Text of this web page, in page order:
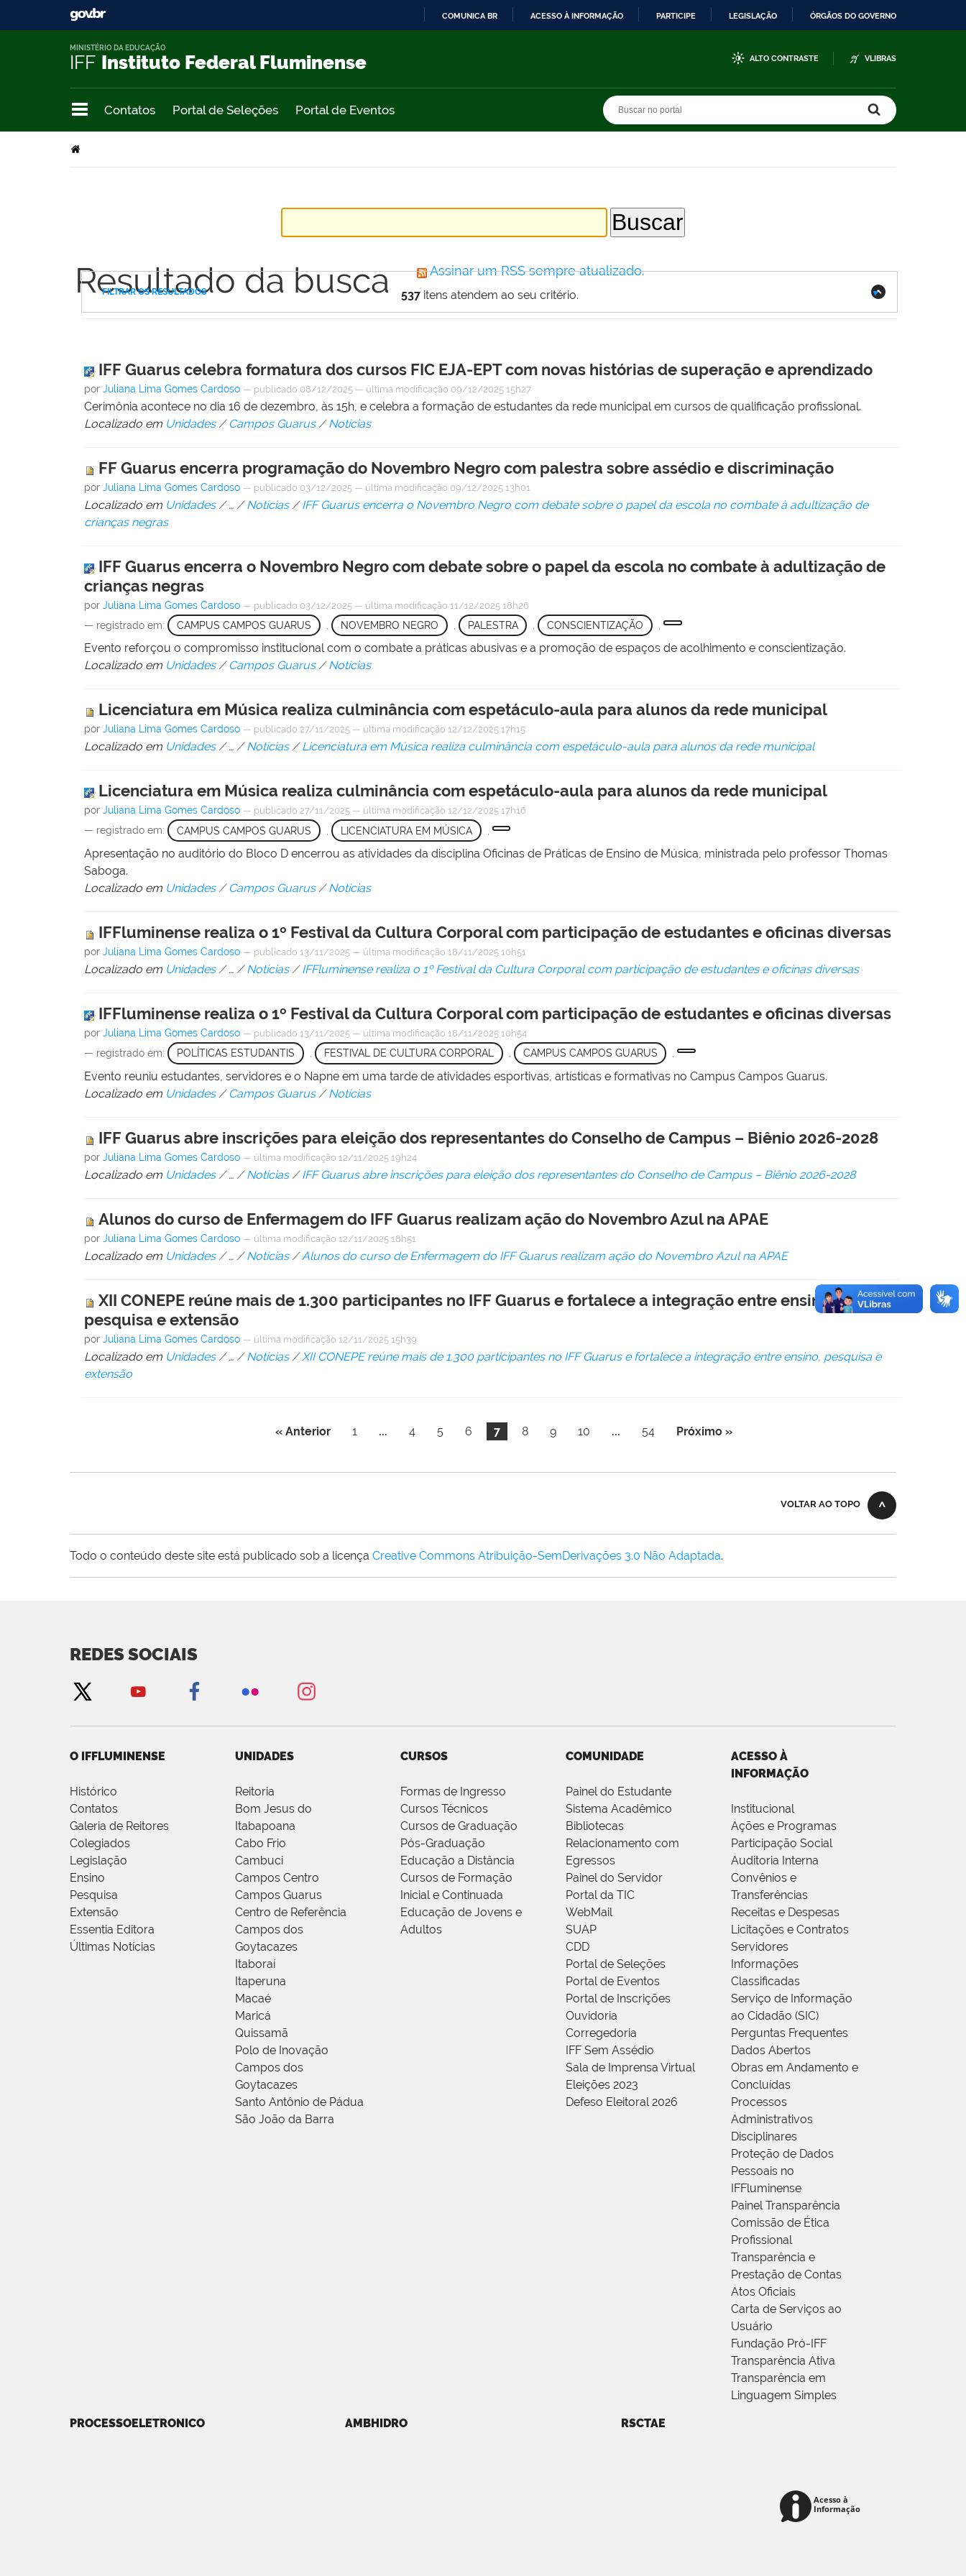
COMUNICA BR ACESSO À INFORMAÇÃO PARTICIPE LEGISLAÇÃO ÓRGÃOS DO GOVERNO
IFF Instituto Federal Fluminense
MINISTÉRIO DA EDUCAÇÃO
ALTO CONTRASTE VLIBRAS
Contatos Portal de Seleções Portal de Eventos
Resultado da busca Assinar um RSS sempre atualizado.
537itens atendem ao seu critério.
FILTRAR OS RESULTADOS
IFF Guarus celebra formatura dos cursos FIC EJA-EPT com novas histórias de superação e aprendizado
porJuliana Lima Gomes Cardoso — publicado 08/12/2025 — última modificação 09/12/2025 15h27
Cerimônia acontece no dia 16 de dezembro, às 15h, e celebra a formação de estudantes da rede municipal em cursos de qualificação profissional.
Localizado em Unidades / Campos Guarus /Notícias
FF Guarus encerra programação do Novembro Negro com palestra sobre assédio e discriminação
porJuliana Lima Gomes Cardoso — publicado 03/12/2025 — última modificação 09/12/2025 13h01
Localizado em Unidades /… /Notícias /IFF Guarus encerra o Novembro Negro com debate sobre o papel da escola no combate à adultização de
crianças negras
IFF Guarus encerra o Novembro Negro com debate sobre o papel da escola no combate à adultização de
crianças negras
porJuliana Lima Gomes Cardoso — publicado 03/12/2025 — última modificação 11/12/2025 18h26
— registrado em: CAMPUS CAMPOS GUARUS NOVEMBRO NEGRO PALESTRA , CONSCIENTIZAÇÃO ,
Evento reforçou o compromisso institucional com o combate a práticas abusivas e a promoção de espaços de acolhimento e conscientização.
Localizado em Unidades / Campos Guarus /Notícias
Licenciatura em Música realiza culminância com espetáculo-aula para alunos da rede municipal
porJuliana Lima Gomes Cardoso — publicado 27/11/2025 — última modificação 12/12/2025 17h15
Localizado em Unidades /…/Notícias /Licenciatura em Música realiza culminância com espetáculo-aula para alunos da rede municipal
Licenciatura em Música realiza culminância com espetáculo-aula para alunos da rede municipal
porJuliana Lima Gomes Cardoso — publicado 27/11/2025 — última modificação 12/12/2025 17h16
— registrado em: CAMPUS CAMPOS GUARUS LICENCIATURA EM MÚSICA
Apresentação no auditório do Bloco D encerrou as atividades da disciplina Oficinas de Práticas de Ensino de Música, ministrada pelo professor Thomas
Saboga.
Localizado em Unidades / Campos Guarus /Notícias
IFFluminense realiza o 1º Festival da Cultura Corporal com participação de estudantes e oficinas diversas
porJuliana Lima Gomes Cardoso — publicado 13/11/2025 — última modificação 18/11/2025 10h51
Localizado em Unidades /…/Notícias /IFFluminense realiza o 1º Festival da Cultura Corporal com participação de estudantes e oficinas diversas
IFFluminense realiza o 1º Festival da Cultura Corporal com participação de estudantes e oficinas diversas
porJuliana Lima Gomes Cardoso — publicado 13/11/2025 — última modificação 18/11/2025 10h54
— registrado em: POLÍTICAS ESTUDANTIS , FESTIVAL DE CULTURA CORPORAL , CAMPUS CAMPOS GUARUS ,
Evento reuniu estudantes, servidores e o Napne em uma tarde de atividades esportivas, artísticas e formativas no Campus Campos Guarus.
Localizado em Unidades / Campos Guarus /Notícias
IFF Guarus abre inscrições para eleição dos representantes do Conselho de Campus – Biênio 2026-2028
porJuliana Lima Gomes Cardoso — última modificação 12/11/2025 19h24
Localizado em Unidades /… /Notícias /IFF Guarus abre inscrições para eleição dos representantes do Conselho de Campus – Biênio 2026-2028
Alunos do curso de Enfermagem do IFF Guarus realizam ação do Novembro Azul na APAE
porJuliana Lima Gomes Cardoso — última modificação 12/11/2025 18h51
Localizado em Unidades /… /Notícias /Alunos do curso de Enfermagem do IFF Guarus realizam ação do Novembro Azul na APAE
XII CONEPE reúne mais de 1.300 participantes no IFF Guarus e fortalece a integração entre ensino,
pesquisa e extensão
porJuliana Lima Gomes Cardoso — última modificação 12/11/2025 15h39
Localizado em Unidades /… /Notícias /XII CONEPE reúne mais de 1.300 participantes no IFF Guarus e fortalece a integração entre ensino, pesquisa e
extensão
« Anterior 1 ... 4 5 6 7 8 9 10 ... 54 Próximo »
VOLTAR AO TOPO
Todo o conteúdo deste site está publicado sob a licença Creative Commons Atribuição-SemDerivações 3.0 Não Adaptada.
REDES SOCIAIS
O IFFLUMINENSE
Histórico
Contatos
Galeria de Reitores
Colegiados
Legislação
Ensino
Pesquisa
Extensão
Essentia Editora
Últimas Notícias
UNIDADES
Reitoria
Bom Jesus do
Itabapoana
Cabo Frio
Cambuci
Campos Centro
Campos Guarus
Centro de Referência
Campos dos
Goytacazes
Itaboraí
Itaperuna
Macaé
Maricá
Quissamã
Polo de Inovação
Campos dos
Goytacazes
Santo Antônio de Pádua
São João da Barra
CURSOS
Formas de Ingresso
Cursos Técnicos
Cursos de Graduação
Pós-Graduação
Educação a Distância
Cursos de Formação
Inicial e Continuada
Educação de Jovens e
Adultos
COMUNIDADE
Painel do Estudante
Sistema Acadêmico
Bibliotecas
Relacionamento com
Egressos
Painel do Servidor
Portal da TIC
WebMail
SUAP
CDD
Portal de Seleções
Portal de Eventos
Portal de Inscrições
Ouvidoria
Corregedoria
IFF Sem Assédio
Sala de Imprensa Virtual
Eleições 2023
Defeso Eleitoral 2026
ACESSO À
INFORMAÇÃO
Institucional
Ações e Programas
Participação Social
Auditoria Interna
Convênios e
Transferências
Receitas e Despesas
Licitações e Contratos
Servidores
Informações
Classificadas
Serviço de Informação
ao Cidadão (SIC)
Perguntas Frequentes
Dados Abertos
Obras em Andamento e
Concluídas
Processos
Administrativos
Disciplinares
Proteção de Dados
Pessoais no
IFFluminense
Painel Transparência
Comissão de Ética
Profissional
Transparência e
Prestação de Contas
Atos Oficiais
Carta de Serviços ao
Usuário
Fundação Pró-IFF
Transparência Ativa
Transparência em
Linguagem Simples
PROCESSOELETRONICO AMBHIDRO RSCTAE